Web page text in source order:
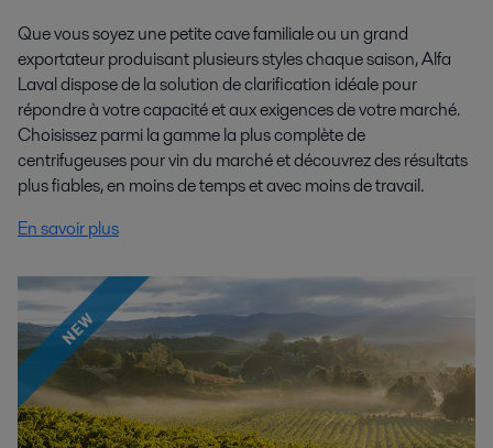
Que vous soyez une petite cave familiale ou un grand
exportateur produisant plusieurs styles chaque saison, Alfa
Laval dispose de la solution de clarification idéale pour
répondre à votre capacité et aux exigences de votre marché.
Choisissez parmi la gamme la plus complète de
centrifugeuses pour vin du marché et découvrez des résultats
plus fiables, en moins de temps et avec moins de travail.
En savoir plus